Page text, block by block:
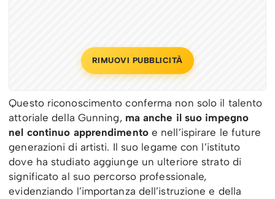
RIMUOVI PUBBLICITÀ
Questo riconoscimento conferma non solo il talento
attoriale della Gunning, ma anche il suo impegno
nel continuo apprendimentoe nell’ispirare le future
generazioni di artisti. Il suo legame con l’istituto
dove ha studiato aggiunge un ulteriore strato di
significato al suo percorso professionale,
evidenziando l’importanza dell’istruzione e della